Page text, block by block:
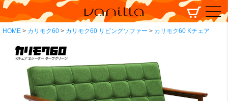
HOME カリモク60 カリモク60 リビングソファー カリモク60 Kチェア